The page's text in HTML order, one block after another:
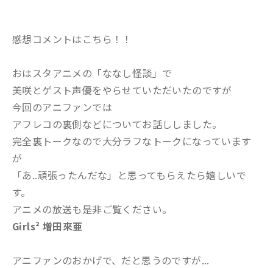
感想コメントはこちら！！
おはスタアニメの「ななし怪談」で
美咲とゲスト声優をやらせていただいたのですが
今回のアニファンでは
アフレコの裏側などについてお話ししました。
完全裏トークなので大分ラフなトークになっています
が
「あ..頑張ったんだな」と思ってもらえたら嬉しいで
す。
アニメの放送も是非ご覧ください。
Girls² 増田來亜
アニファンのおかげで、だと思うのですが...